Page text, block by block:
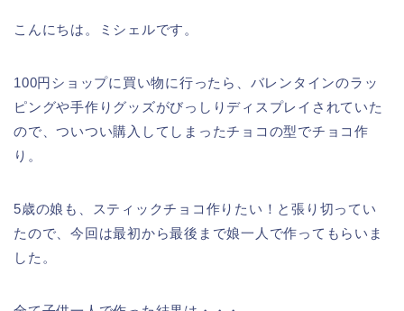
こんにちは。ミシェルです。
100円ショップに買い物に行ったら、バレンタインのラッ
ピングや手作りグッズがびっしりディスプレイされていた
ので、ついつい購入してしまったチョコの型でチョコ作
り。
5歳の娘も、スティックチョコ作りたい！と張り切ってい
たので、今回は最初から最後まで娘一人で作ってもらいま
した。